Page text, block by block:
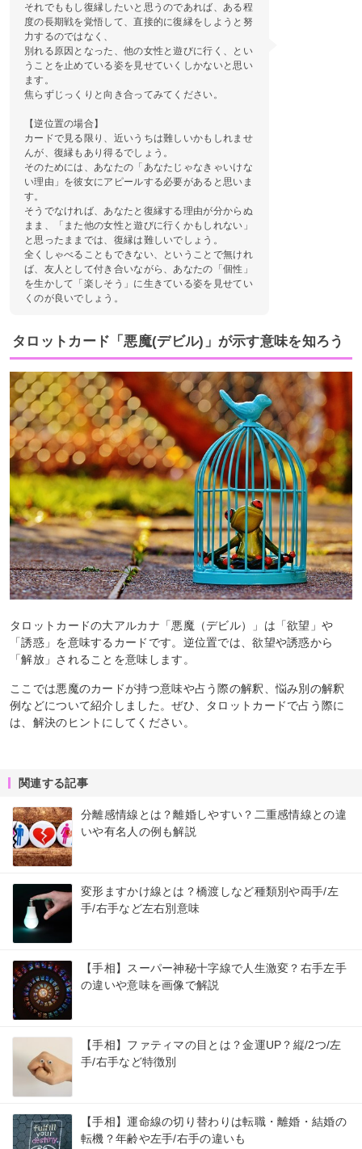
それでももし復縁したいと思うのであれば、ある程
度の長期戦を覚悟して、直接的に復縁をしようと努
力するのではなく、
別れる原因となった、他の女性と遊びに行く、とい
うことを止めている姿を見せていくしかないと思い
ます。
焦らずじっくりと向き合ってみてください。
【逆位置の場合】
カードで見る限り、近いうちは難しいかもしれませ
んが、復縁もあり得るでしょう。
そのためには、あなたの「あなたじゃなきゃいけな
い理由」を彼女にアピールする必要があると思いま
す。
そうでなければ、あなたと復縁する理由が分からぬ
まま、「また他の女性と遊びに行くかもしれない」
と思ったままでは、復縁は難しいでしょう。
全くしゃべることもできない、ということで無けれ
ば、友人として付き合いながら、あなたの「個性」
を生かして「楽しそう」に生きている姿を見せてい
くのが良いでしょう。
タロットカード「悪魔(デビル)」が示す意味を知ろう
タロットカードの大アルカナ「悪魔（デビル）」は「欲望」や
「誘惑」を意味するカードです。逆位置では、欲望や誘惑から
「解放」されることを意味します。
ここでは悪魔のカードが持つ意味や占う際の解釈、悩み別の解釈
例などについて紹介しました。ぜひ、タロットカードで占う際に
は、解決のヒントにしてください。
関連する記事
分離感情線とは？離婚しやすい？二重感情線との違
いや有名人の例も解説
変形ますかけ線とは？橋渡しなど種類別や両手/左
手/右手など左右別意味
【手相】スーパー神秘十字線で人生激変？右手左手
の違いや意味を画像で解説
【手相】ファティマの目とは？金運UP？縦/2つ/左
手/右手など特徴別
【手相】運命線の切り替わりは転職・離婚・結婚の
転機？年齢や左手/右手の違いも